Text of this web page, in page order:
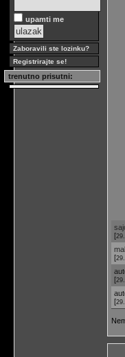
upamti me
Zaboravili ste lozinku?
Registrirajte se!
trenutno prisutni:
[
[
[
[